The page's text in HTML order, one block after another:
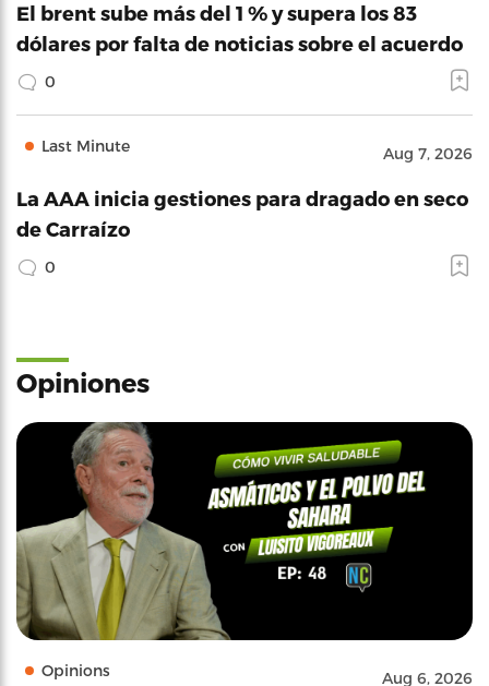
El brent sube más del 1 % y supera los 83
dólares por falta de noticias sobre el acuerdo
0
Last Minute Aug 7, 2026
La AAA inicia gestiones para dragado en seco
de Carraízo
0
Opiniones
Opinions Aug 6, 2026